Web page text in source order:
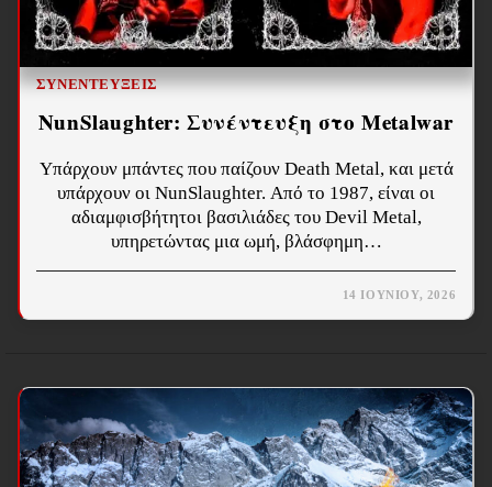
ΣΥΝΕΝΤΕΎΞΕΙΣ
NunSlaughter: Συνέντευξη στο Metalwar
Υπάρχουν μπάντες που παίζουν Death Metal, και μετά
υπάρχουν οι NunSlaughter. Από το 1987, είναι οι
αδιαμφισβήτητοι βασιλιάδες του Devil Metal,
υπηρετώντας μια ωμή, βλάσφημη…
14 ΙΟΥΝΊΟΥ, 2026